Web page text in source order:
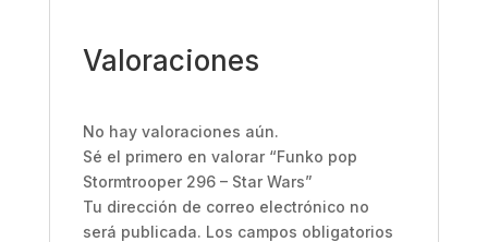
Valoraciones
No hay valoraciones aún.
Sé el primero en valorar “Funko pop
Stormtrooper 296 – Star Wars”
Tu dirección de correo electrónico no
será publicada. Los campos obligatorios